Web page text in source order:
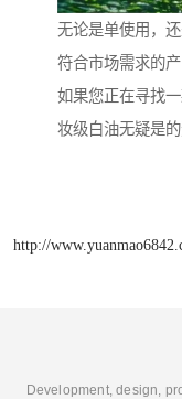
无论是单使用，
符合市场需求的产
如果您正在寻找
妆级白油无疑是的
http://
Development, design,